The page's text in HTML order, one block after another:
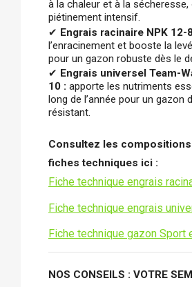
à la chaleur et à la sécheresse,
piétinement intensif.
✔ Engrais racinaire NPK 12-
l’enracinement et booste la
pour un gazon robuste dès le
✔ Engrais universel Team-
10 : apporte les nutriments
long de l’année pour un gazon
résistant.
Consultez les
fiches techniques ici :
Fiche technique engrais
Fiche technique engrais
Fiche technique gazon Sport
NOS CONSEILS : VOTRE